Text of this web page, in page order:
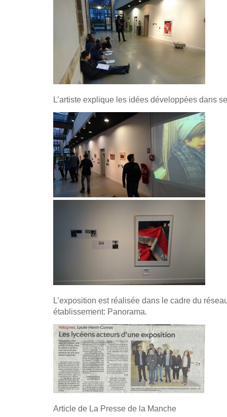
L’artiste explique les idées développées dans
L’exposition est réalisée dans le cadre du
établissement: Panorama.
Article de La Presse de la Manche